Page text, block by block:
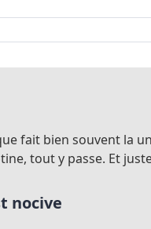
fait bien souvent la
tout y passe. Et
nocive